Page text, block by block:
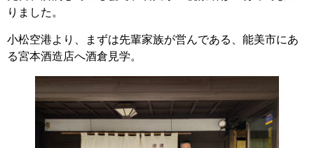
りました。
小松空港より、まずは先輩家族が営んである、能美市にあ
る宮本酒造店へ酒倉見学。